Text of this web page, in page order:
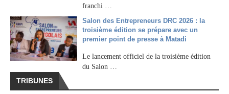
franchi …
Salon des Entrepreneurs DRC 2026 : la
troisième édition se prépare avec un
premier point de presse à Matadi
Le lancement officiel de la troisième édition
du Salon …
TRIBUNES